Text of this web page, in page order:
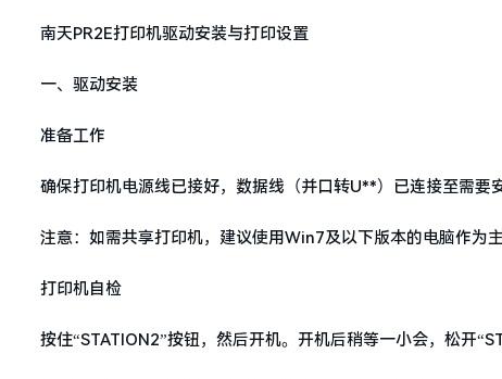
南天PR2E打印机驱动安装与打印设置
一、驱动安装
准备工作
确保打印机电源线已接好，数据线（并口转U**）已连接至需要
注意：如需共享打印机，建议使用Win7及以下版本的电脑作为
打印机自检
按住“STATION2”按钮，然后开机。开机后稍等一小会，松开